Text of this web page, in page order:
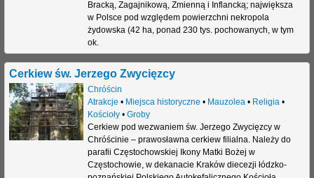
Bracką, Zagajnikową, Zmienną i Inflancką; największa
w Polsce pod względem powierzchni nekropola
żydowska (42 ha, ponad 230 tys. pochowanych, w tym
ok.
Cerkiew św. Jerzego Zwycięzcy
Chróścin
Atrakcje • Miejsca historyczne • Mauzolea• Religia•
Kościoły• Groby
Cerkiew pod wezwaniem św. Jerzego Zwycięzcy w
Chróścinie – prawosławna cerkiew filialna. Należy do
parafii Częstochowskiej Ikony Matki Bożej w
Częstochowie, w dekanacie Kraków diecezji łódzko-